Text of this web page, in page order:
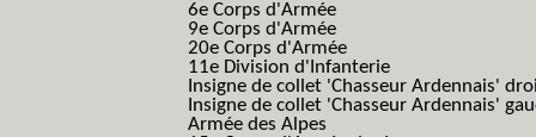
6e Corps d'Armée
9e Corps d'Armée
20e Corps d'Armée
11e Division d'Infanterie
Insigne de collet 'Chasseur Ardennais'
Insigne de collet 'Chasseur Ardennais'
Armée des Alpes